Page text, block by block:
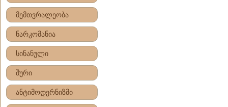
მემთვრალეობა
ნარკომანია
სინანული
შური
ანტიმოდერნიზმი